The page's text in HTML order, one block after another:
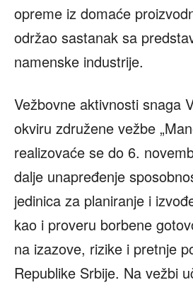
opreme iz domaće
održao sastanak sa
namenske industrije.
Vežbovne aktivnosti snaga
okviru združene vežbe
realizovaće se do 6.
dalje unapređenje
jedinica za planiranje i
kao i proveru borbene
na izazove, rizike i pretnje
Republike Srbije. Na vežbi